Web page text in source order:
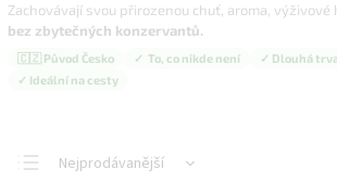
Zachovávají svou přirozenou chuť, aroma,
bez zbytečných konzervantů.
🇨🇿 Původ Česko ✓ To, co nikde není
✓ Dlouhá
✓ Ideální na cesty
Nejprodávanější